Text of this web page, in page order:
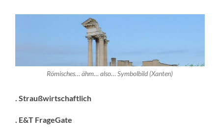
Römisches… ähm… also… Symbolbild (Xanten)
. Straußwirtschaftlich
. E&T FrageGate